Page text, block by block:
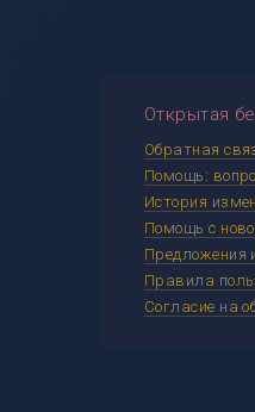
Открытая
Обратная
Помощь:
История
Помощь с
Предложения
Правила
Согласие на